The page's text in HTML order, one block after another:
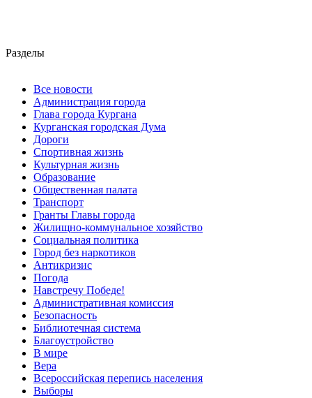
Разделы
Все новости
Администрация города
Глава города Кургана
Курганская городская Дума
Дороги
Спортивная жизнь
Культурная жизнь
Образование
Общественная палата
Транспорт
Гранты Главы города
Жилищно-коммунальное хозяйство
Социальная политика
Город без наркотиков
Антикризис
Погода
Навстречу Победе!
Административная комиссия
Безопасность
Библиотечная система
Благоустройство
В мире
Вера
Всероссийская перепись населения
Выборы